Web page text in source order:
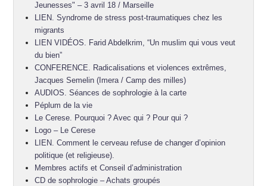
Jeunesses" – 3 avril 18 / Marseille
LIEN. Syndrome de stress post-traumatiques chez les
migrants
LIEN VIDÉOS. Farid Abdelkrim, “Un muslim qui vous veut
du bien”
CONFERENCE. Radicalisations et violences extrêmes,
Jacques Semelin (Imera / Camp des milles)
AUDIOS. Séances de sophrologie à la carte
Péplum de la vie
Le Cerese. Pourquoi ? Avec qui ? Pour qui ?
Logo – Le Cerese
LIEN. Comment le cerveau refuse de changer d’opinion
politique (et religieuse).
Membres actifs et Conseil d’administration
CD de sophrologie – Achats groupés